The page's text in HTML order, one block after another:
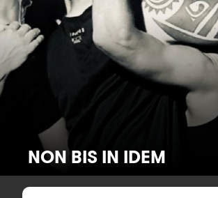
NON BIS IN IDEM